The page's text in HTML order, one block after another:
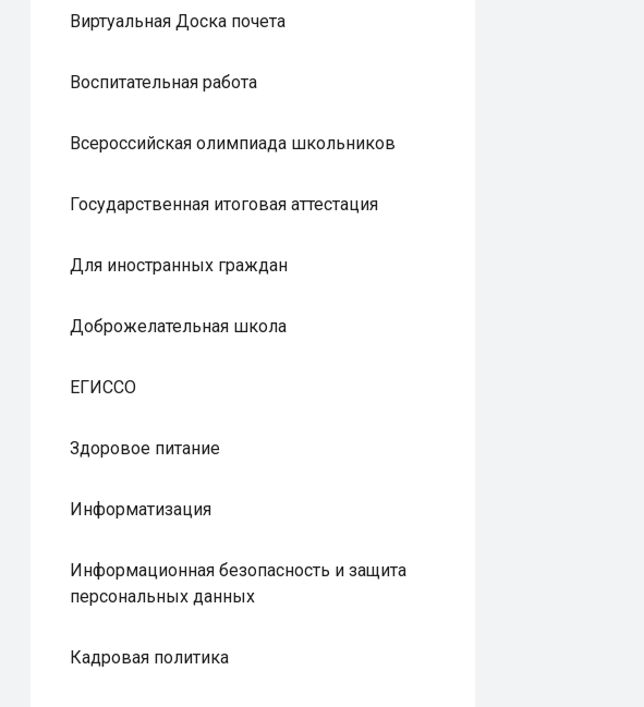
Виртуальная Доска почета
Воспитательная работа
Всероссийская олимпиада школьников
Государственная итоговая аттестация
Для иностранных граждан
Доброжелательная школа
ЕГИССО
Здоровое питание
Информатизация
Информационная безопасность и защита
персональных данных
Кадровая политика